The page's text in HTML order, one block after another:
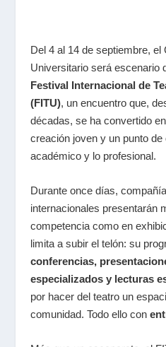
Del 4 al 14 de septiembre, el
Universitario será escenario
Festival Internacional de
(FITU), un encuentro que,
décadas, se ha convertido
creación joven y un punto
académico y lo profesional.
Durante once días,
internacionales presentarán
competencia como en
limita a subir el telón: su
conferencias,
especializados y lecturas
por hacer del teatro un
comunidad. Todo ello con